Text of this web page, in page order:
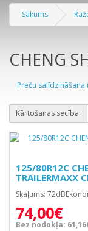
Sākums
CHENG
Preču salīdzināšana
Kārtošanas secība:
125/80R12C
TRAILERMAXX
Skaļums:
74,00€
Bez nodokļa: